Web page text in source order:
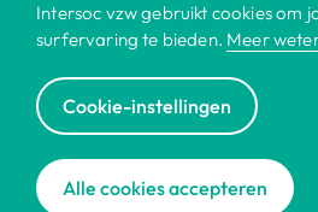
Contact | Cookies | Disclaimer
Intersoc vzw gebruikt cookies om
surfervaring te bieden. Meer
Cookie-instellingen
Alle cookies accepteren